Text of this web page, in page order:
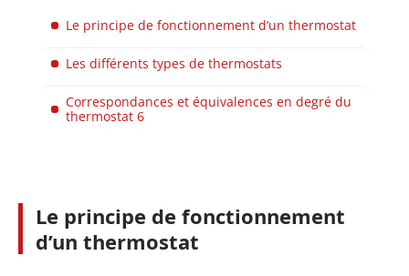
Le principe de fonctionnement d’un thermostat
Les différents types de thermostats
Correspondances et équivalences en degré du
thermostat 6
Le principe de fonctionnement
d’un thermostat